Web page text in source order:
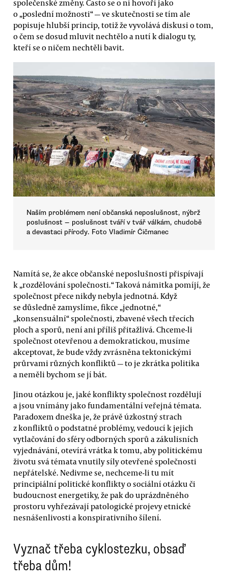
společenské změny. Často se o ní hovoří jako
o „poslední možnosti“ — ve skutečnosti se tím ale
popisuje hlubší princip, totiž že vyvolává diskusi o tom,
o čem se dosud mluvit nechtělo a nutí k dialogu ty,
kteří se o ničem nechtěli bavit.
Naším problémem není občanská neposlušnost, nýbrž
poslušnost — poslušnost tváří v tvář válkám, chudobě
a devastaci přírody. Foto Vladimír Čičmanec
Namítá se, že akce občanské neposlušnosti přispívají
k „rozdělování společnosti.“ Taková námitka pomíjí, že
společnost přece nikdy nebyla jednotná. Když
se důsledně zamyslíme, fikce „jednotné,“
„konsensuální“ společnosti, zbavené všech třecích
ploch a sporů, není ani příliš přitažlivá. Chceme-li
společnost otevřenou a demokratickou, musíme
akceptovat, že bude vždy zvrásněna tektonickými
průrvami různých konfliktů — to je zkrátka politika
a neměli bychom se jí bát.
Jinou otázkou je, jaké konflikty společnost rozdělují
a jsou vnímány jako fundamentální veřejná témata.
Paradoxem dneška je, že právě úzkostný strach
z konfliktů o podstatné problémy, vedoucí k jejich
vytlačování do sféry odborných sporů a zákulisních
vyjednávání, otevírá vrátka k tomu, aby politickému
životu svá témata vnutily síly otevřené společnosti
nepřátelské. Nedivme se, nechceme-li tu mít
principiální politické konflikty o sociální otázku či
budoucnost energetiky, že pak do uprázdněného
prostoru vyhřezávají patologické projevy etnické
nesnášenlivosti a konspirativního šílení.
Vyznač třeba cyklostezku, obsaď
třeba dům!